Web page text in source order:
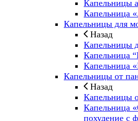
Капельницы
Капельница
Капельницы для
Назад
Капельницы
Капельница
Капельница
Капельницы от
Назад
Капельницы
Капельница
похудение с